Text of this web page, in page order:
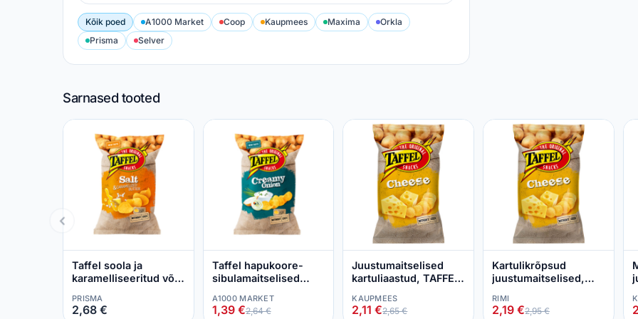
Kõik poed A1000 Market Coop Kaupmees Maxima
Orkla
Prisma
Selver
Sarnased tooted
Taffel soola ja
karamelliseeritud või
kartulilaastud180g
PRISMA
2,68 €
Taffel hapukoore-
sibulamaitselised
180g
A1000 MARKET
1,39 €2,64 €
Juustumaitselised
kartuliaastud, TAFFEL,
KAUPMEES
2,11 €2,65 €
Kartulikrõpsud
juustumaitselised,
RIMI
2,19 €2,95 €